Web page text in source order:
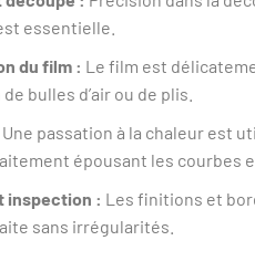
essentielle.
du film : Le film est
bulles d’air ou de plis.
Une passation à la chaleur est
épousant les courbes
inspection : Les finitions et
sans irrégularités.